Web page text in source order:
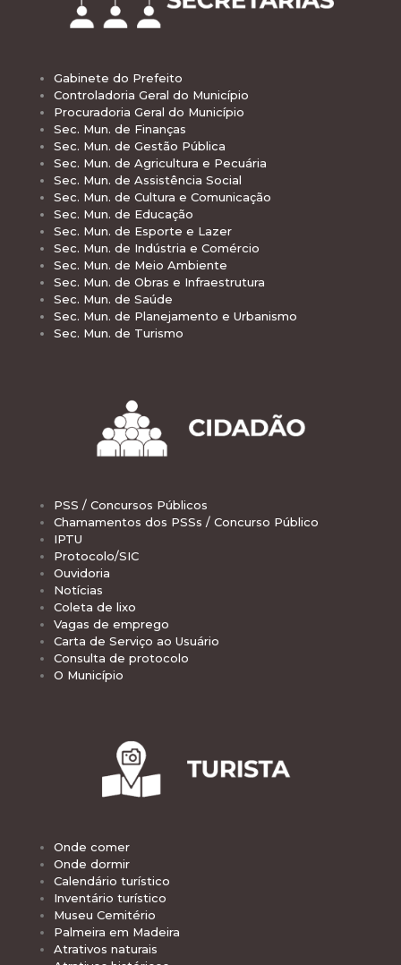
Gabinete do Prefeito
Controladoria Geral do Município
Procuradoria Geral do Município
Sec. Mun. de Finanças
Sec. Mun. de Gestão Pública
Sec. Mun. de Agricultura e Pecuária
Sec. Mun. de Assistência Social
Sec. Mun. de Cultura e Comunicação
Sec. Mun. de Educação
Sec. Mun. de Esporte e Lazer
Sec. Mun. de Indústria e Comércio
Sec. Mun. de Meio Ambiente
Sec. Mun. de Obras e Infraestrutura
Sec. Mun. de Saúde
Sec. Mun. de Planejamento e Urbanismo
Sec. Mun. de Turismo
PSS / Concursos Públicos
Chamamentos dos PSSs / Concurso Público
IPTU
Protocolo/SIC
Ouvidoria
Notícias
Coleta de lixo
Vagas de emprego
Carta de Serviço ao Usuário
Consulta de protocolo
O Município
Onde comer
Onde dormir
Calendário turístico
Inventário turístico
Museu Cemitério
Palmeira em Madeira
Atrativos naturais